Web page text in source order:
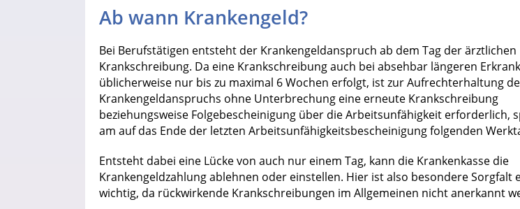
Ab wann Krankengeld?
Bei Berufstätigen entsteht der Krankengeldanspruch ab dem Tag der ärztlichen
Krankschreibung. Da eine Krankschreibung auch bei absehbar längeren
üblicherweise nur bis zu maximal 6 Wochen erfolgt, ist zur Aufrechterhaltung
Krankengeldanspruchs ohne Unterbrechung eine erneute Krankschreibung
beziehungsweise Folgebescheinigung über die Arbeitsunfähigkeit erforderlich,
am auf das Ende der letzten Arbeitsunfähigkeitsbescheinigung folgenden
Entsteht dabei eine Lücke von auch nur einem Tag, kann die Krankenkasse die
Krankengeldzahlung ablehnen oder einstellen. Hier ist also besondere Sorgfalt
wichtig, da rückwirkende Krankschreibungen im Allgemeinen nicht anerkannt